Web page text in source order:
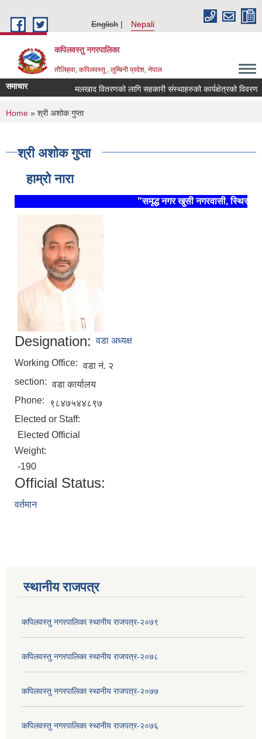
English
Nepali
कपिलवस्तु नगरपालिका
तौलिहवा, कपिलवस्तु , लुम्बिनी प्रदेश, नेपाल
समाचार मलखाद वितरणको लागि सहकारी संस्थाहरुको कार्यक्षेत्रको विवरण ।
You are here
Home » श्री अशोक गुप्ता
श्री अशोक गुप्ता
हाम्रो नारा
"समृद्ध नगर खुसी नगरवासी, स्थिर र
Designation: वडा अध्यक्ष
Working Office: वडा नं. २
section: वडा कार्यालय
Phone:
९८४७५४४८९७
Elected or Staff:
Elected Official
Weight:
-190
Official Status:
वर्तमान
स्थानीय राजपत्र
कपिलवस्तु नगरपालिका स्थानीय राजपत्र-२०७९
कपिलवस्तु नगरपालिका स्थानीय राजपत्र-२०७८
कपिलवस्तु नगरपालिका स्थानीय राजपत्र-२०७७
कपिलवस्तु नगरपालिका स्थानीय राजपत्र-२०७६